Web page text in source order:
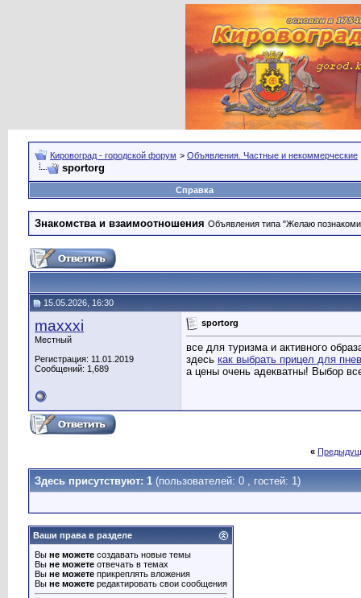
Кировоград - городской форум > Объявления. Частные и некоммерческие
sportorg
Справка
Знакомства и взаимоотношения Объявления типа "Желаю
15.05.2026, 16:30
maxxxi
Местный
Регистрация: 11.01.2019
Сообщений: 1,689
sportorg
все для туризма и активного
здесь как выбрать прицел для
а цены очень адекватны! Выбор
«
Здесь присутствуют: 1 (пользователей: 0 , гостей: 1)
Ваши права в разделе
Вы не можете создавать новые темы
Вы не можете отвечать в темах
Вы не можете прикреплять вложения
Вы не можете редактировать свои сообщения